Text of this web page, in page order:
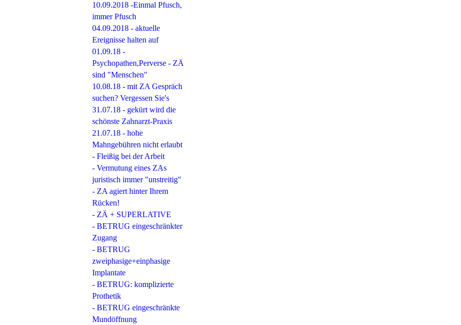
10.09.2018 -Einmal Pfusch,
immer Pfusch
04.09.2018 - aktuelle
Ereignisse halten auf
01.09.18 -
Psychopathen,Perverse - ZÄ
sind "Menschen"
10.08.18 - mit ZA Gespräch
suchen? Vergessen Sie's
31.07.18 - gekürt wird die
schönste Zahnarzt-Praxis
21.07.18 - hohe
Mahngebühren nicht erlaubt
- Fleißig bei der Arbeit
- Vermutung eines ZAs
juristisch immer "unstreitig"
- ZA agiert hinter Ihrem
Rücken!
- ZÄ + SUPERLATIVE
- BETRUG eingeschränkter
Zugang
- BETRUG
zweiphasige+einphasige
Implantate
- BETRUG: komplizierte
Prothetik
- BETRUG eingeschränkte
Mundöffnung